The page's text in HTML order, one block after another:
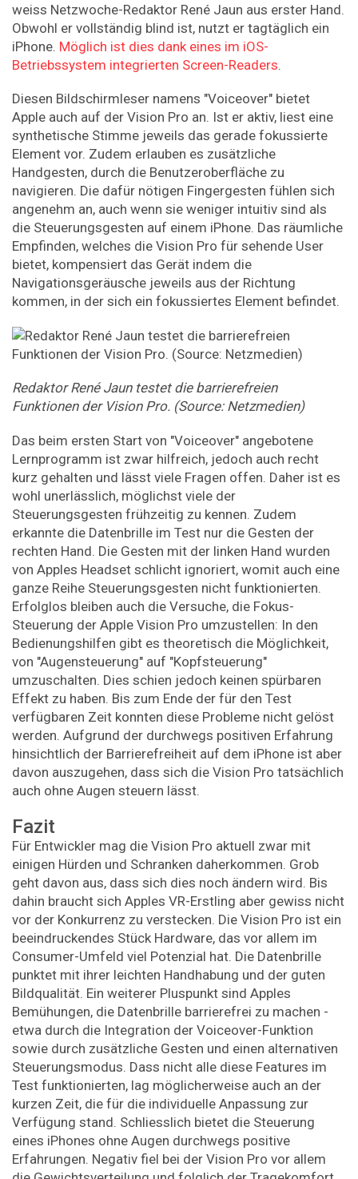
weiss Netzwoche-Redaktor René Jaun aus erster Hand.
Obwohl er vollständig blind ist, nutzt er tagtäglich ein
iPhone. Möglich ist dies dank eines im iOS-
Betriebssystem integrierten Screen-Readers.
Diesen Bildschirmleser namens "Voiceover" bietet
Apple auch auf der Vision Pro an. Ist er aktiv, liest eine
synthetische Stimme jeweils das gerade fokussierte
Element vor. Zudem erlauben es zusätzliche
Handgesten, durch die Benutzeroberfläche zu
navigieren. Die dafür nötigen Fingergesten fühlen sich
angenehm an, auch wenn sie weniger intuitiv sind als
die Steuerungsgesten auf einem iPhone. Das räumliche
Empfinden, welches die Vision Pro für sehende User
bietet, kompensiert das Gerät indem die
Navigationsgeräusche jeweils aus der Richtung
kommen, in der sich ein fokussiertes Element befindet.
Redaktor René Jaun testet die barrierefreien
Funktionen der Vision Pro. (Source: Netzmedien)
Das beim ersten Start von "Voiceover" angebotene
Lernprogramm ist zwar hilfreich, jedoch auch recht
kurz gehalten und lässt viele Fragen offen. Daher ist es
wohl unerlässlich, möglichst viele der
Steuerungsgesten frühzeitig zu kennen. Zudem
erkannte die Datenbrille im Test nur die Gesten der
rechten Hand. Die Gesten mit der linken Hand wurden
von Apples Headset schlicht ignoriert, womit auch eine
ganze Reihe Steuerungsgesten nicht funktionierten.
Erfolglos bleiben auch die Versuche, die Fokus-
Steuerung der Apple Vision Pro umzustellen: In den
Bedienungshilfen gibt es theoretisch die Möglichkeit,
von "Augensteuerung" auf "Kopfsteuerung"
umzuschalten. Dies schien jedoch keinen spürbaren
Effekt zu haben. Bis zum Ende der für den Test
verfügbaren Zeit konnten diese Probleme nicht gelöst
werden. Aufgrund der durchwegs positiven Erfahrung
hinsichtlich der Barrierefreiheit auf dem iPhone ist aber
davon auszugehen, dass sich die Vision Pro tatsächlich
auch ohne Augen steuern lässt.
Fazit
Für Entwickler mag die Vision Pro aktuell zwar mit
einigen Hürden und Schranken daherkommen. Grob
geht davon aus, dass sich dies noch ändern wird. Bis
dahin braucht sich Apples VR-Erstling aber gewiss nicht
vor der Konkurrenz zu verstecken. Die Vision Pro ist ein
beeindruckendes Stück Hardware, das vor allem im
Consumer-Umfeld viel Potenzial hat. Die Datenbrille
punktet mit ihrer leichten Handhabung und der guten
Bildqualität. Ein weiterer Pluspunkt sind Apples
Bemühungen, die Datenbrille barrierefrei zu machen -
etwa durch die Integration der Voiceover-Funktion
sowie durch zusätzliche Gesten und einen alternativen
Steuerungsmodus. Dass nicht alle diese Features im
Test funktionierten, lag möglicherweise auch an der
kurzen Zeit, die für die individuelle Anpassung zur
Verfügung stand. Schliesslich bietet die Steuerung
eines iPhones ohne Augen durchwegs positive
Erfahrungen. Negativ fiel bei der Vision Pro vor allem